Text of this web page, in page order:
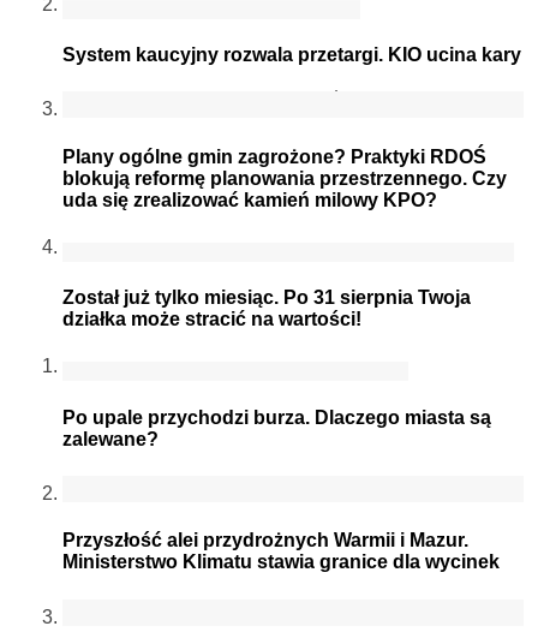
System kaucyjny rozwala przetargi. KIO ucina kary
Plany ogólne gmin zagrożone? Praktyki RDOŚ
blokują reformę planowania przestrzennego. Czy
uda się zrealizować kamień milowy KPO?
Został już tylko miesiąc. Po 31 sierpnia Twoja
działka może stracić na wartości!
Po upale przychodzi burza. Dlaczego miasta są
zalewane?
Przyszłość alei przydrożnych Warmii i Mazur.
Ministerstwo Klimatu stawia granice dla wycinek